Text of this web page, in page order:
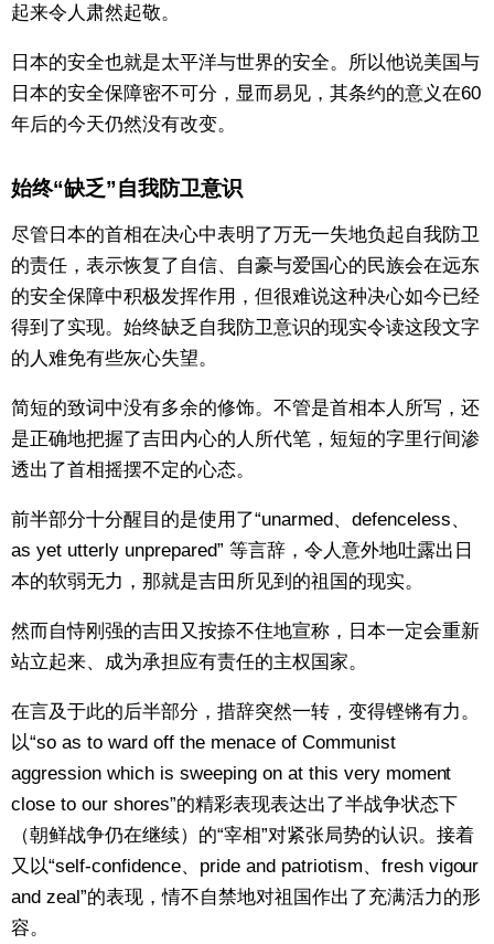
起来令人肃然起敬。
日本的安全也就是太平洋与世界的安全。所以他说美国与
日本的安全保障密不可分，显而易见，其条约的意义在60
年后的今天仍然没有改变。
始终“缺乏”自我防卫意识
尽管日本的首相在决心中表明了万无一失地负起自我防卫
的责任，表示恢复了自信、自豪与爱国心的民族会在远东
的安全保障中积极发挥作用，但很难说这种决心如今已经
得到了实现。始终缺乏自我防卫意识的现实令读这段文字
的人难免有些灰心失望。
简短的致词中没有多余的修饰。不管是首相本人所写，还
是正确地把握了吉田内心的人所代笔，短短的字里行间渗
透出了首相摇摆不定的心态。
前半部分十分醒目的是使用了“unarmed、defenceless、
as yet utterly unprepared” 等言辞，令人意外地吐露出日
本的软弱无力，那就是吉田所见到的祖国的现实。
然而自恃刚强的吉田又按捺不住地宣称，日本一定会重新
站立起来、成为承担应有责任的主权国家。
在言及于此的后半部分，措辞突然一转，变得铿锵有力。
以“so as to ward off the menace of Communist
aggression which is sweeping on at this very moment
close to our shores”的精彩表现表达出了半战争状态下
（朝鲜战争仍在继续）的“宰相”对紧张局势的认识。接着
又以“self-confidence、pride and patriotism、fresh vigour
and zeal”的表现，情不自禁地对祖国作出了充满活力的形
容。